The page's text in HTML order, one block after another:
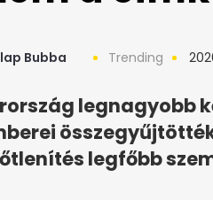
Bubba Trending
legnagyobb
legfőbb